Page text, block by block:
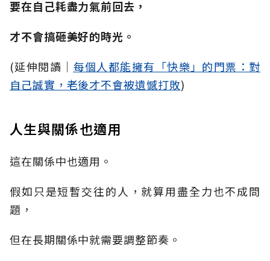
要在自己耗盡力氣前回去，
才不會搞砸美好的時光。
(延伸閱讀│ 每個人都能擁有「快樂」的門票：對
自己誠實，老後才不會被遺憾打敗)
人生與關係也適用
這在關係中也適用。
假如只是短暫交往的人，就算用盡全力也不成問
題，
但在長期關係中就需要調整節奏。